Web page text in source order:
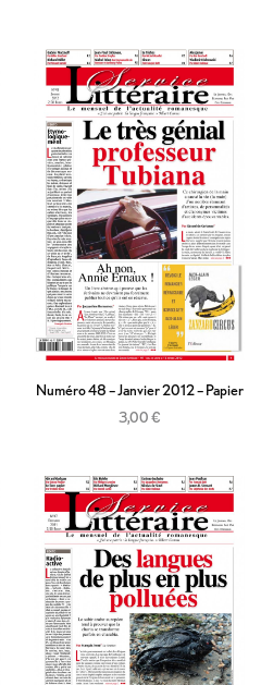
Numéro 48 – Janvier 2012 – Papier
3,00€